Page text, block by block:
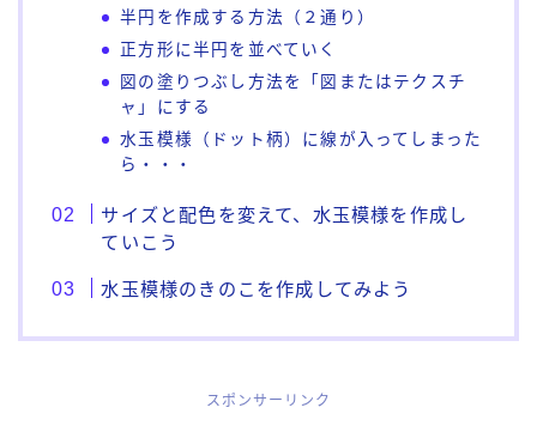
半円を作成する方法（２通り）
正方形に半円を並べていく
図の塗りつぶし方法を「図またはテクスチ
ャ」にする
水玉模様（ドット柄）に線が入ってしまった
ら・・・
サイズと配色を変えて、水玉模様を作成し
ていこう
水玉模様のきのこを作成してみよう
スポンサーリンク